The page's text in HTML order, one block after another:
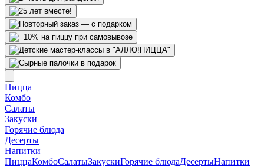
Пицца
Комбо
Салаты
Закуски
Горячие блюда
Десерты
Напитки
ПиццаКомбоСалатыЗакускиГорячие блюдаДесертыНапитки